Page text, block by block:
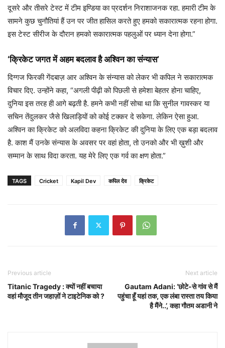
दूसरे और तीसरे टेस्ट में टीम इण्डिया का प्रदर्शन निराशाजनक रहा. हमारी टीम के
सामने कुछ चुनौतियां हैं उन पर जीत हासिल करते हुए हमको सकारात्मक रहना होगा.
इस टेस्ट सीरीज के दौरान हमको सकारात्मक पहलुओं पर ध्यान देना होगा.”
‘क्रिकेट जगत में अहम बदलाव है अश्विन का संन्यास’
दिग्गज फिरकी गेंदबाज़ आर अश्विन के संन्यास को लेकर भी कपिल ने सकारात्मक
विचार दिए. उन्होंने कहा, “अगली पीढ़ी को पिछली से हमेशा बेहतर होना चाहिए,
दुनिया इस तरह ही आगे बढ़ती है. हमने कभी नहीं सोचा था कि सुनील गावस्कर या
सचिन तेंदुलकर जैसे खिलाड़ियों को कोई टक्कर दे सकेगा. लेकिन ऐसा हुआ.
अश्विन का क्रिकेट को अलविदा कहना क्रिकेट की दुनिया के लिए एक बड़ा बदलाव
है. काश मैं उनके संन्यास के अवसर पर वहां होता, तो उनको और भी ख़ुशी और
सम्मान के साथ विदा करता. यह मेरे लिए एक गर्व का क्षण होता.”
TAGS Cricket Kapil Dev कपिल देव क्रिकेट
Previous article
Titanic Tragedy : क्यों नहीं बचाया
वहां मौजूद तीन जहाज़ों ने टाइटेनिक को ?
Next article
Gautam Adani: ‘छोटे-से गांव से मैं
पहुंचा हूँ यहां तक, एक लंबा रास्ता तय किया
है मैंने..’, कहा गौतम अडानी ने